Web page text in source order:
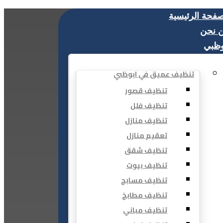
الرئيسية
نحن
تنظيف عميق في ابوظبي
تنظيف قصور
تنظيف فلل
تنظيف منازل
تعقيم منازل
تنظيف شقق
تنظيف بيوت
تنظيف مسابح
تنظيف مطابخ
تنظيف مباني